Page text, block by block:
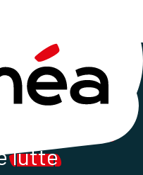
mouvement
lutte